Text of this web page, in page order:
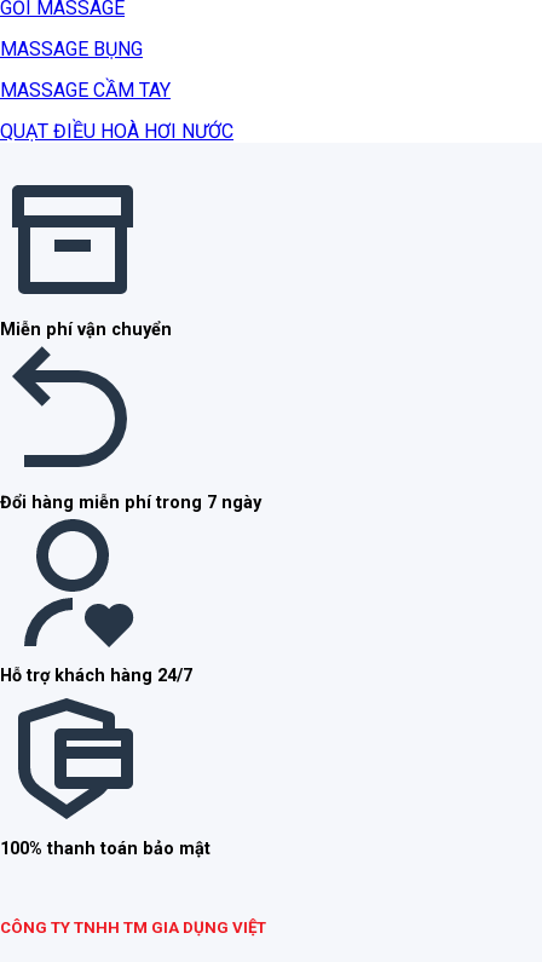
GỐI MASSAGE
MASSAGE BỤNG
MASSAGE CẦM TAY
QUẠT ĐIỀU HOÀ HƠI NƯỚC
Miễn phí vận chuyển
Đổi hàng miễn phí trong 7 ngày
Hỗ trợ khách hàng 24/7
100% thanh toán bảo mật
CÔNG TY TNHH TM GIA DỤNG VIỆT